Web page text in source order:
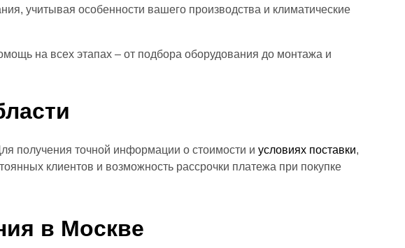
учитывая особенности вашего производства и климатические
на всех этапах – от подбора оборудования до монтажа и
получения точной информации о стоимости и условиях поставки,
клиентов и возможность рассрочки платежа при покупке
в Москве